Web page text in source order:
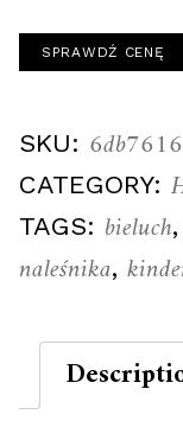
SPRAWDŹ CENĘ
SKU:
CATEGORY:
TAGS: bieluch,
naleśnika,